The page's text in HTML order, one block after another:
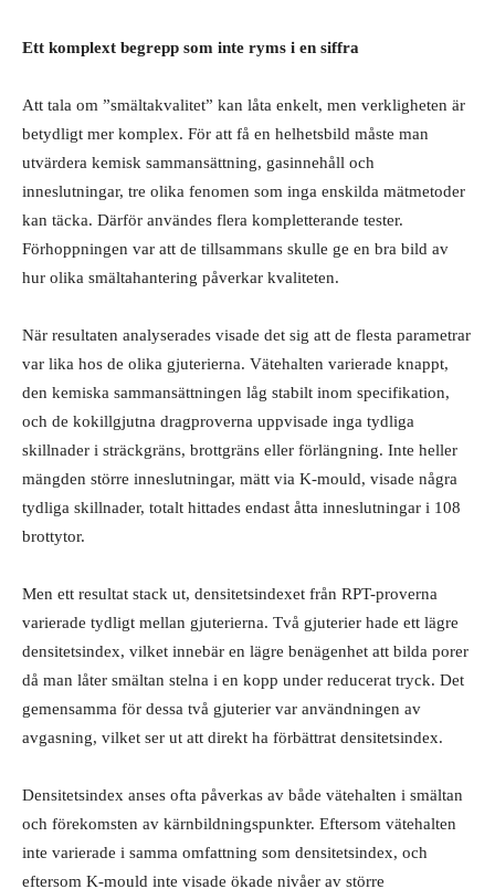
Ett komplext begrepp som inte ryms i en siffra
Att tala om ”smältakvalitet” kan låta enkelt, men verkligheten är
betydligt mer komplex. För att få en helhetsbild måste man
utvärdera kemisk sammansättning, gasinnehåll och
inneslutningar, tre olika fenomen som inga enskilda mätmetoder
kan täcka. Därför användes flera kompletterande tester.
Förhoppningen var att de tillsammans skulle ge en bra bild av
hur olika smältahantering påverkar kvaliteten.
När resultaten analyserades visade det sig att de flesta parametrar
var lika hos de olika gjuterierna. Vätehalten varierade knappt,
den kemiska sammansättningen låg stabilt inom specifikation,
och de kokillgjutna dragproverna uppvisade inga tydliga
skillnader i sträckgräns, brottgräns eller förlängning. Inte heller
mängden större inneslutningar, mätt via K-mould, visade några
tydliga skillnader, totalt hittades endast åtta inneslutningar i 108
brottytor.
Men ett resultat stack ut, densitetsindexet från RPT-proverna
varierade tydligt mellan gjuterierna. Två gjuterier hade ett lägre
densitetsindex, vilket innebär en lägre benägenhet att bilda porer
då man låter smältan stelna i en kopp under reducerat tryck. Det
gemensamma för dessa två gjuterier var användningen av
avgasning, vilket ser ut att direkt ha förbättrat densitetsindex.
Densitetsindex anses ofta påverkas av både vätehalten i smältan
och förekomsten av kärnbildningspunkter. Eftersom vätehalten
inte varierade i samma omfattning som densitetsindex, och
eftersom K-mould inte visade ökade nivåer av större